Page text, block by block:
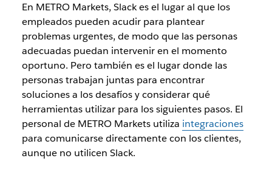
En METRO Markets, Slack es el lugar al que los
empleados pueden acudir para plantear
problemas urgentes, de modo que las personas
adecuadas puedan intervenir en el momento
oportuno. Pero también es el lugar donde las
personas trabajan juntas para encontrar
soluciones a los desafíos y considerar qué
herramientas utilizar para los siguientes pasos. El
personal de METRO Markets utiliza integraciones
para comunicarse directamente con los clientes,
aunque no utilicen Slack.